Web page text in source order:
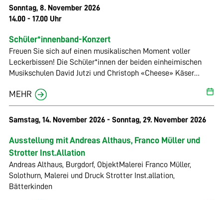
allem Schlagzeug und Gesang, «Cheese» Gitarre. Die Jungen
und Junggebliebenen werden einmal mehr die Mühle rocken!
Sonntag, 8. November 2026
14.00 - 17.00 Uhr
Schüler*innenband-Konzert
Freuen Sie sich auf einen musikalischen Moment voller
Leckerbissen! Die Schüler*innen der beiden einheimischen
Musikschulen David Jutzi und Christoph «Cheese» Käser
Können zum Besten geben. Dave Jutzi und Christoph Käser
sind seit Jahren erfolgreiche Musiker, Dave unterrichtet vor
allem Schlagzeug und Gesang, «Cheese» Gitarre. Die Jungen
www.jutzimusic.com, www.cheesey.ch
MEHR
Samstag, 14. November 2026 - Sonntag, 29. November 2026
Ausstellung mit Andreas Althaus, Franco Müller und
Strotter Inst.Allation
Andreas Althaus, Burgdorf, ObjektMalerei Franco Müller,
Solothurn, Malerei und Druck Strotter Inst.allation,
Bätterkinden